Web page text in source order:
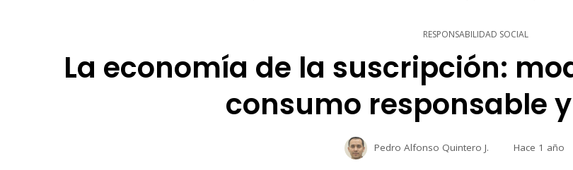
RESPONSABILIDAD SOCIAL
La economía de la suscripción:
consumo responsable
Pedro Alfonso Quintero J. Hace 1 año